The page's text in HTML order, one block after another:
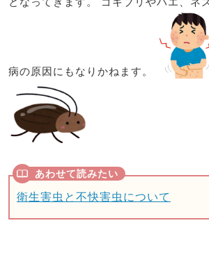
病の原因にもなりかねます。
衛生害虫と不快害虫について